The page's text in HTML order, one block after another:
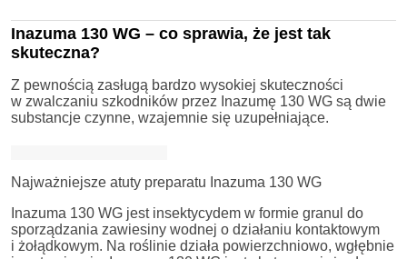
Inazuma 130 WG – co sprawia, że jest tak
skuteczna?
Z pewnością zasługą bardzo wysokiej skuteczności
w zwalczaniu szkodników przez Inazumę 130 WG są dwie
substancje czynne, wzajemnie się uzupełniające.
Najważniejsze atuty preparatu Inazuma 130 WG
Inazuma 130 WG jest insektycydem w formie granul do
sporządzania zawiesiny wodnej o działaniu kontaktowym
i żołądkowym. Na roślinie działa powierzchniowo, wgłębnie